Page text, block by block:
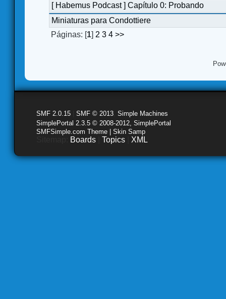
[ Habemus Podcast ] Capítulo 0: Probando
Miniaturas para Condottiere
Páginas: [1] 2 3 4 >>
SMF 2.0.15 SMF © 2013 Simple Machines
SimplePortal 2.3.5 © 2008-2012, SimplePortal
SMFSimple.com Theme | Skin Samp
Boards Topics XML